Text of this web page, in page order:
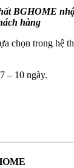
BGHOME
hàng
chọn trong hệ
7 – 10 ngày.